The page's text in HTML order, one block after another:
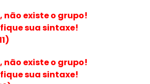
não existe o grupo!
sua sintaxe!
não existe o grupo!
sua sintaxe!